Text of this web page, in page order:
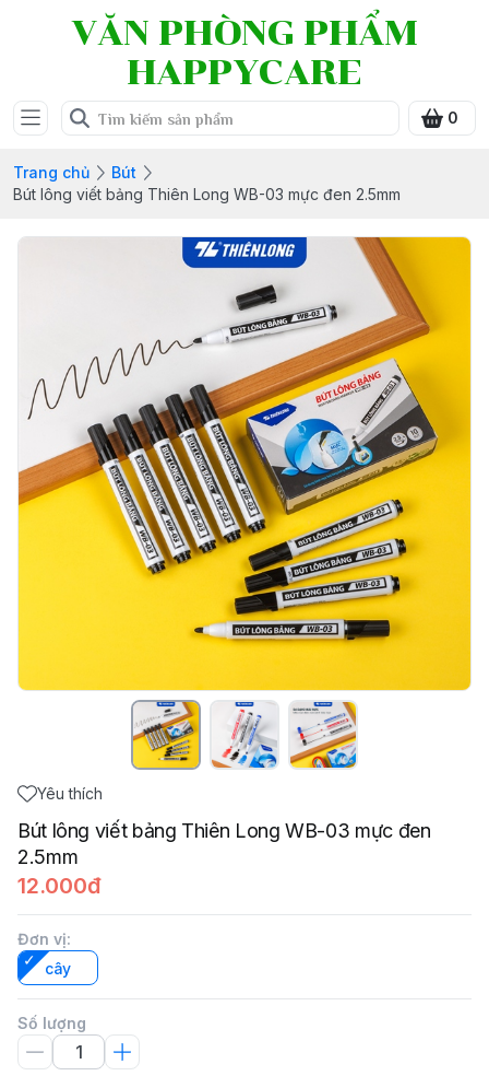
VĂN PHÒNG PHẨM
HAPPYCARE
0
Trang chủ
Bút
Bút lông viết bảng Thiên Long WB-03 mực đen 2.5mm
Yêu thích
Bút lông viết bảng Thiên Long WB-03 mực đen
2.5mm
12.000đ
Đơn vị:
cây
Số lượng